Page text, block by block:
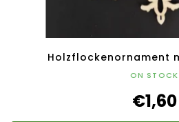
Holzflockenornament
ON STOCK
€1,60